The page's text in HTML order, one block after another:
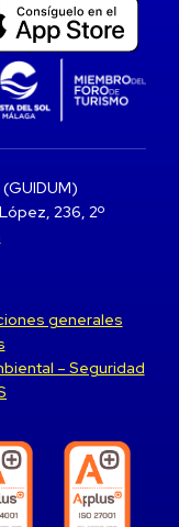
236, 2º
generales
– Seguridad